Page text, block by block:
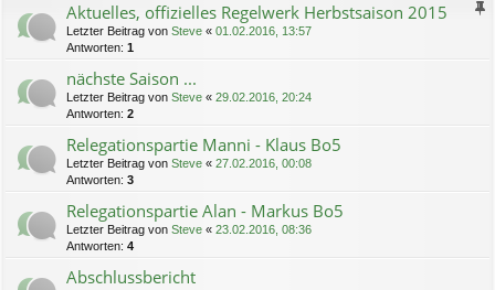
Aktuelles, offizielles Regelwerk Herbstsaison 2015
Letzter Beitrag von Steve « 01.02.2016, 13:57
Antworten: 1
nächste Saison ...
Letzter Beitrag von Steve « 29.02.2016, 20:24
Antworten: 2
Relegationspartie Manni - Klaus Bo5
Letzter Beitrag von Steve « 27.02.2016, 00:08
Antworten: 3
Relegationspartie Alan - Markus Bo5
Letzter Beitrag von Steve « 23.02.2016, 08:36
Antworten: 4
Abschlussbericht